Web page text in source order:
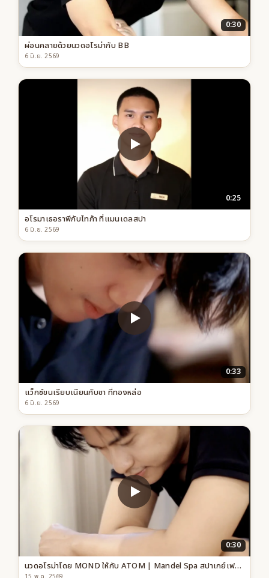
0:30
ผ่อนคลายด้วยนวดอโรม่ากับ BB
6 มิ.ย. 2569
0:25
อโรมาเธอราพีกับไทก้า ที่แมนเดลสปา
6 มิ.ย. 2569
0:33
แว็กซ์ขนเรียบเนียนกับชา ที่ทองหล่อ
6 มิ.ย. 2569
0:30
นวดอโรม่าโดย MOND ให้กับ ATOM | Mandel Spa สปาเกย์เฟรนด์ลี สาขาทองหล่อ กรุงเทพฯ